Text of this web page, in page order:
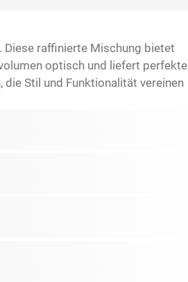
Diese raffinierte Mischung bietet
optisch und liefert perfekte
Stil und Funktionalität vereinen